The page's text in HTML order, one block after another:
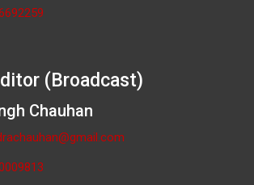
(Broadcast)
Chauhan